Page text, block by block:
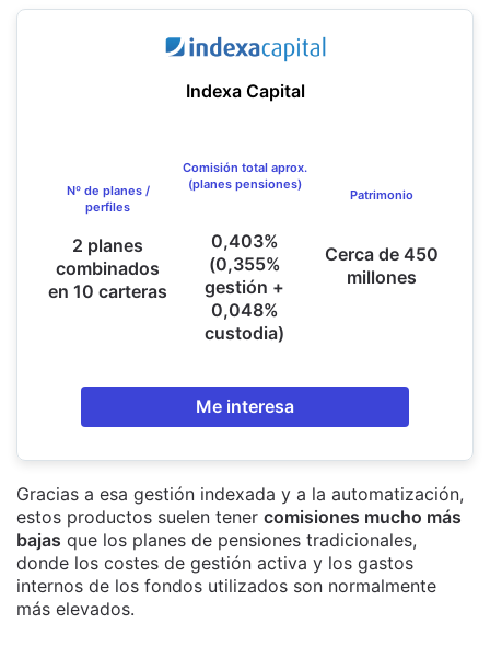
Indexa Capital
Nº de planes /
perfiles
2 planes
combinados
en 10 carteras
Comisión total aprox.
(planes pensiones)
0,403%
(0,355%
gestión +
0,048%
custodia)
Patrimonio
Cerca de 450
millones
Me interesa
Gracias a esa gestión indexada y a la automatización,
estos productos suelen tener comisiones mucho más
bajas que los planes de pensiones tradicionales,
donde los costes de gestión activa y los gastos
internos de los fondos utilizados son normalmente
más elevados.